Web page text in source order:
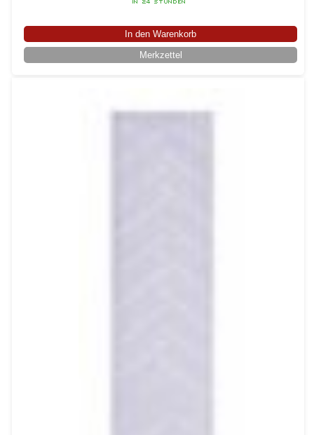
In den Warenkorb
Merkzettel